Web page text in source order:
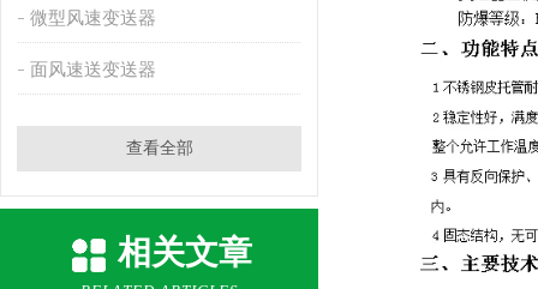
微型风速变送器
面风速送变送器
查看全部
相关文章